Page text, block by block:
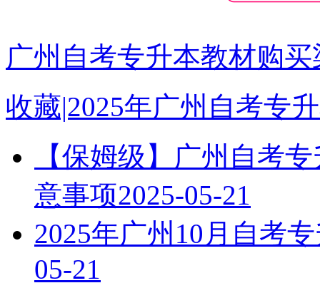
广州自考专升本教材购
收藏|2025年广州自考专
【保姆级】广州自考
意事项2025-05-21
2025年广州10月自考
05-21